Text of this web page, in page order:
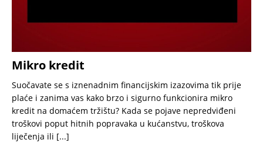
Mikro kredit
Suočavate se s iznenadnim financijskim izazovima tik prije
plaće i zanima vas kako brzo i sigurno funkcionira mikro
kredit na domaćem tržištu? Kada se pojave nepredviđeni
troškovi poput hitnih popravaka u kućanstvu, troškova
liječenja ili [...]